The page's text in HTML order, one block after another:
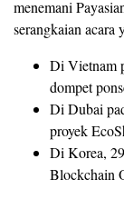
menemani
serangkaian acara
Di Vietnam
dompet
Di Dubai
proyek
Di Korea,
Blockchain